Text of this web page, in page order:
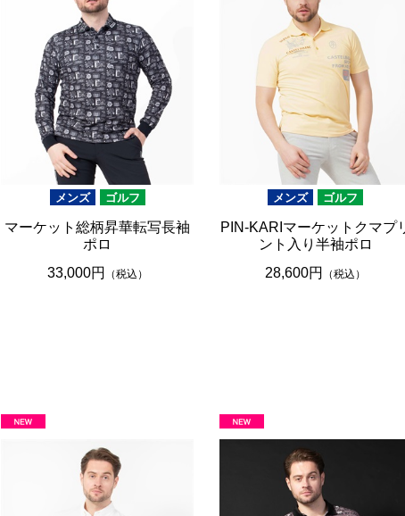
グリーン
イエロー
グレー
パープル
ベージュ
メンズ ゴルフ
マーケット総柄昇華転写長袖
ポロ
33,000円
（税込）
メンズ ゴルフ
PIN-KARIマーケットクマプ
ント入り半袖ポロ
28,600円
（税込）